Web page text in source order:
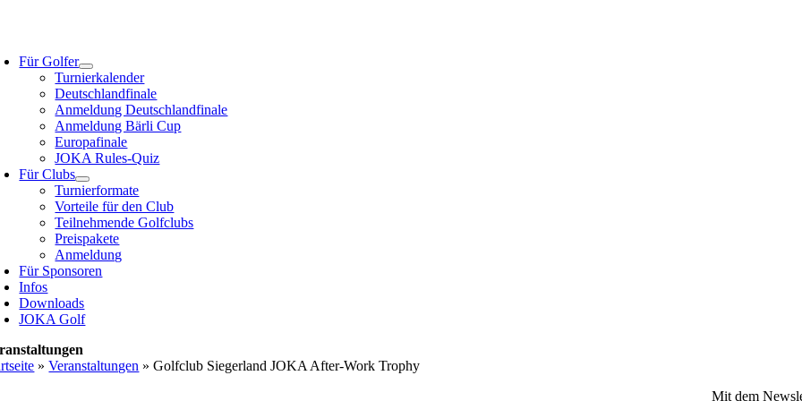
Für Golfer
Turnierkalender
Deutschlandfinale
Anmeldung Deutschlandfinale
Anmeldung Bärli Cup
Europafinale
JOKA Rules-Quiz
Für Clubs
Turnierformate
Vorteile für den Club
Teilnehmende Golfclubs
Preispakete
Anmeldung
Für Sponsoren
Infos
Downloads
JOKA Golf
»Veranstaltungen »Golfclub Siegerland JOKA After-Work Trophy
Mit dem